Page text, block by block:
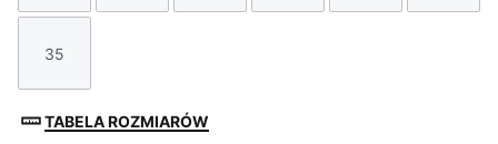
Rozmiar
35
TABELA ROZMIARÓW